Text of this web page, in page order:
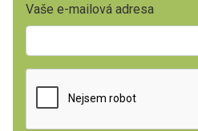
Vaše e-mailová adresa